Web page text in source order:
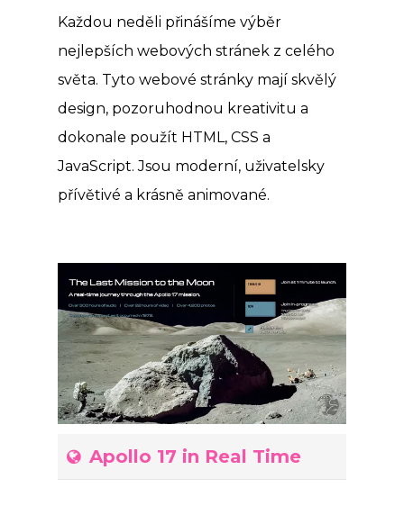
Každou neděli přinášíme výběr
nejlepších webových stránek z celého
světa. Tyto webové stránky mají skvělý
design, pozoruhodnou kreativitu a
dokonale použít HTML, CSS a
JavaScript. Jsou moderní, uživatelsky
přívětivé a krásně animované.
Apollo 17 in Real Time